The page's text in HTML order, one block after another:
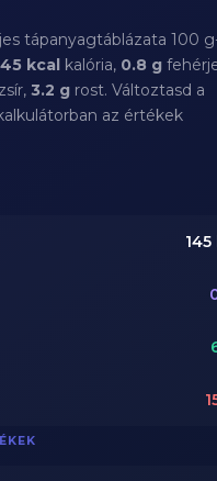
tápanyagtáblázata 100
kcal kalória, 0.8 g
zsír,3.2 g rost. Változtasd a
az értékek
145